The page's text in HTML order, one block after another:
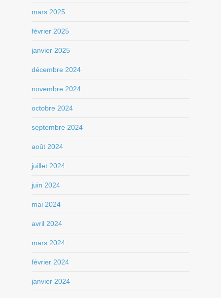
mars 2025
février 2025
janvier 2025
décembre 2024
novembre 2024
octobre 2024
septembre 2024
août 2024
juillet 2024
juin 2024
mai 2024
avril 2024
mars 2024
février 2024
janvier 2024